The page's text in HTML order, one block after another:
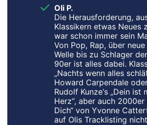
Oli P.
Die Herausforderung,
Klassikern etwas Neues
war schon immer sein
Von Pop, Rap, über
Welle bis zu Schlager
90er ist alles dabei.
„Nachts wenn alles
Howard Carpendale
Rudolf Kunze‘s „Dein ist
Herz“, aber auch 2000er
Dich“ von Yvonne
auf Olis Tracklisting